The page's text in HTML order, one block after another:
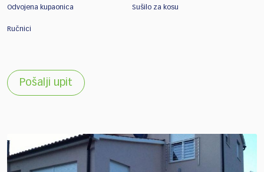
Odvojena kupaonica Sušilo za kosu
Ručnici
Pošalji upit